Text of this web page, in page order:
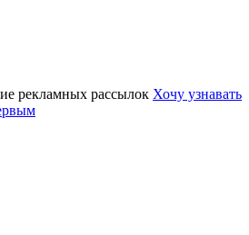
рекламных рассылок Хочу узнавать